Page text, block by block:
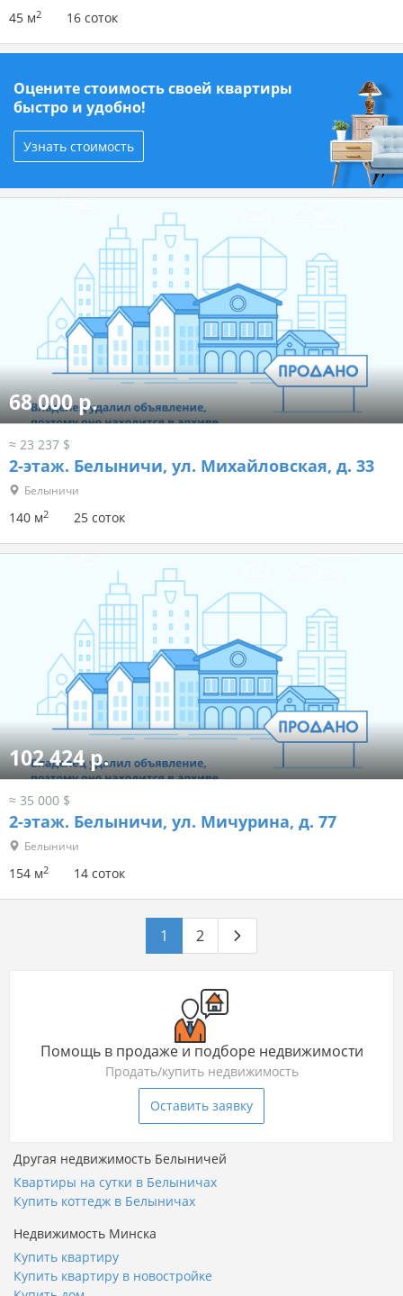
45 м2 16 соток
Оцените стоимость своей квартиры
быстро и удобно!
Узнать стоимость
68 000 р.
≈ 23 237 $
2-этаж. Белыничи, ул. Михайловская, д. 33
Белыничи
140 м2 25 соток
102 424 р.
≈ 35 000 $
2-этаж. Белыничи, ул. Мичурина, д. 77
Белыничи
154 м2 14 соток
1 2
Помощь в продаже и подборе недвижимости
Продать/купить недвижимость
Оставить заявку
Другая недвижимость Белыничей
Квартиры на сутки в Белыничах
Купить коттедж в Белыничах
Недвижимость Минска
Купить квартиру
Купить квартиру в новостройке